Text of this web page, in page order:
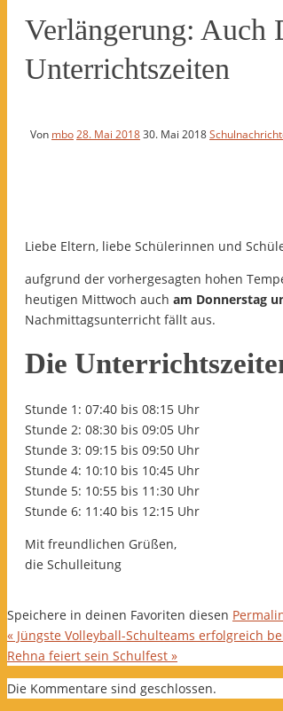
Verlängerung: Auch
Unterrichtszeiten
Von mbo 28. Mai 201830. Mai 2018
Liebe Eltern, liebe Schülerinnen und
aufgrund der vorhergesagten hohen
heutigen Mittwoch auch am Donnerstag
Nachmittagsunterricht fällt aus.
Die
Stunde 1: 07:40 bis 08:15 Uhr
Stunde 2: 08:30 bis 09:05 Uhr
Stunde 3: 09:15 bis 09:50 Uhr
Stunde 4: 10:10 bis 10:45 Uhr
Stunde 5: 10:55 bis 11:30 Uhr
Stunde 6: 11:40 bis 12:15 Uhr
Mit freundlichen Grüßen,
die Schulleitung
Speichere in deinen Favoriten diesen
« Jüngste Volleyball-Schulteams erfolgreich
Rehna feiert sein Schulfest »
Die Kommentare sind geschlossen.